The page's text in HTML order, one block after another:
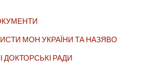
МОН УКРАЇНИ ТА НАЗЯВО
ДОКТОРСЬКІ РАДИ